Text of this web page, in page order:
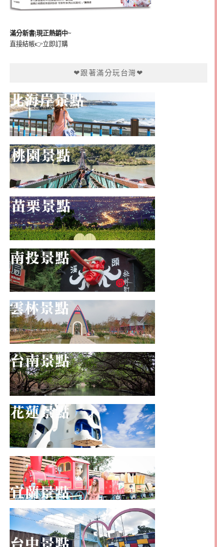
滿分新書|現正熱銷中~
直接結帳👉立即訂購
❤跟著滿分玩台灣❤